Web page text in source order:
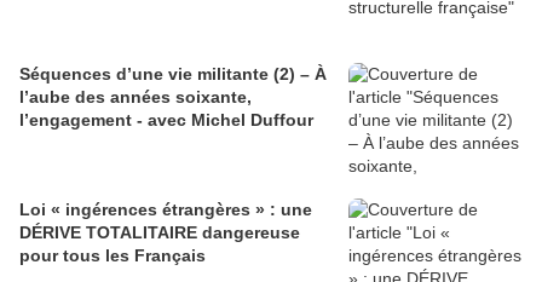
Séquences d’une vie militante (2) – À
l’aube des années soixante,
l’engagement - avec Michel Duffour
Loi « ingérences étrangères » : une
DÉRIVE TOTALITAIRE dangereuse
pour tous les Français